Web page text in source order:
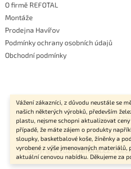
Vážení zákazníci, z důvodu neustále se
našich některých výrobků, především
plastu, nejsme schopni aktualizovat ceny
případě, že máte zájem o produkty
sloupky, basketbalové koše, žíněnky a
vyrobené z výše jmenovaných materiálů,
aktuální cenovou nabídku. Děkujeme za
O firmě REFOTAL
Montáže
Prodejna Havířov
Podmínky ochrany osobních údajů
Obchodní podmínky
Vytvořil
Copyright 2026Refotal.cz.